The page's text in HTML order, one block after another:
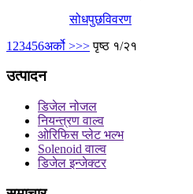
सोधपुछविवरण
1 23456अर्को >>> पृष्ठ १/२१
उत्पादन
डिजेल नोजल
नियन्त्रण वाल्व
ओरिफिस प्लेट भल्भ
Solenoid वाल्व
डिजेल इन्जेक्टर